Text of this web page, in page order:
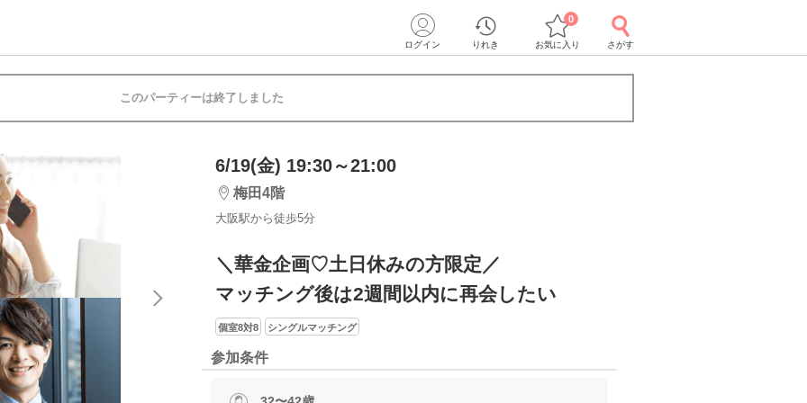
ログイン りれき お気に入り
0
さがす
このパーティーは終了しました
6/19(金) 19:30～21:00
梅田4階
大阪駅から徒歩5分
＼華金企画♡土日休みの方限定／
マッチング後は2週間以内に再会したい
個室8対8 シングルマッチング
参加条件